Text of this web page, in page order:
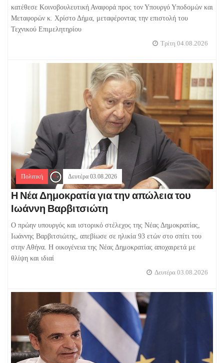
κατέθεσε Κοινοβουλευτική Αναφορά προς τον Υπουργό Υποδομών και
Μεταφορών κ. Χρίστο Δήμα, μεταφέροντας την επιστολή του
Τεχνικού Επιμελητηρίου
Τρίτη 04.08.2026
Πολιτική Δευτέρα 03.08.2026
Η Νέα Δημοκρατία για την απώλεια του
Ιωάννη Βαρβιτσιώτη
Ο πρώην υπουργός και ιστορικό στέλεχος της Νέας Δημοκρατίας,
Ιωάννης Βαρβιτσιώτης, απεβίωσε σε ηλικία 93 ετών στο σπίτι του
στην Αθήνα. Η οικογένεια της Νέας Δημοκρατίας αποχαιρετά με
θλίψη και ιδιαί
Δευτέρα 03.08.2026